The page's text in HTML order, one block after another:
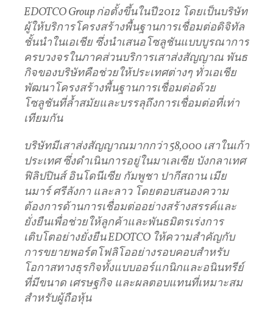
EDOTCO Groupก่อตั้งขึ้นในปี2012 โดยเป็นบริษัท
ผู้ให้บริการโครงสร้างพื้นฐานการเชื่อมต่อดิจิทัล
ชั้นนำในเอเชีย ซึ่งนำเสนอโซลูชันแบบบูรณาการ
ครบวงจรในภาคส่วนบริการเสาส่งสัญญาณ พันธ
กิจของบริษัทคือช่วยให้ประเทศต่างๆ ทั่วเอเชีย
พัฒนาโครงสร้างพื้นฐานการเชื่อมต่อด้วย
โซลูชันที่ล้ำสมัยและบรรลุถึงการเชื่อมต่อที่เท่า
เทียมกัน
บริษัทมีเสาส่งสัญญาณมากกว่า58,000 เสาในเก้า
ประเทศ ซึ่งดำเนินการอยู่ในมาเลเซีย บังกลาเทศ
ฟิลิปปินส์ อินโดนีเซีย กัมพูชา ปากีสถาน เมีย
นมาร์ ศรีลังกา และลาว โดยตอบสนองความ
ต้องการด้านการเชื่อมต่ออย่างสร้างสรรค์และ
ยั่งยืนเพื่อช่วยให้ลูกค้าและพันธมิตรเร่งการ
เติบโตอย่างยั่งยืนEDOTCO ให้ความสำคัญกับ
การขยายพอร์ตโฟลิโออย่างรอบคอบสำหรับ
โอกาสทางธุรกิจทั้งแบบออร์แกนิกและอนินทรีย์
ที่มีขนาด เศรษฐกิจ และผลตอบแทนที่เหมาะสม
สำหรับผู้ถือหุ้น